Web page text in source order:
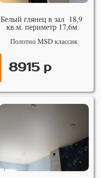
Белый глянец в зал 18,9
кв.м. периметр 17,6м
Полотно MSD классик
8915 р